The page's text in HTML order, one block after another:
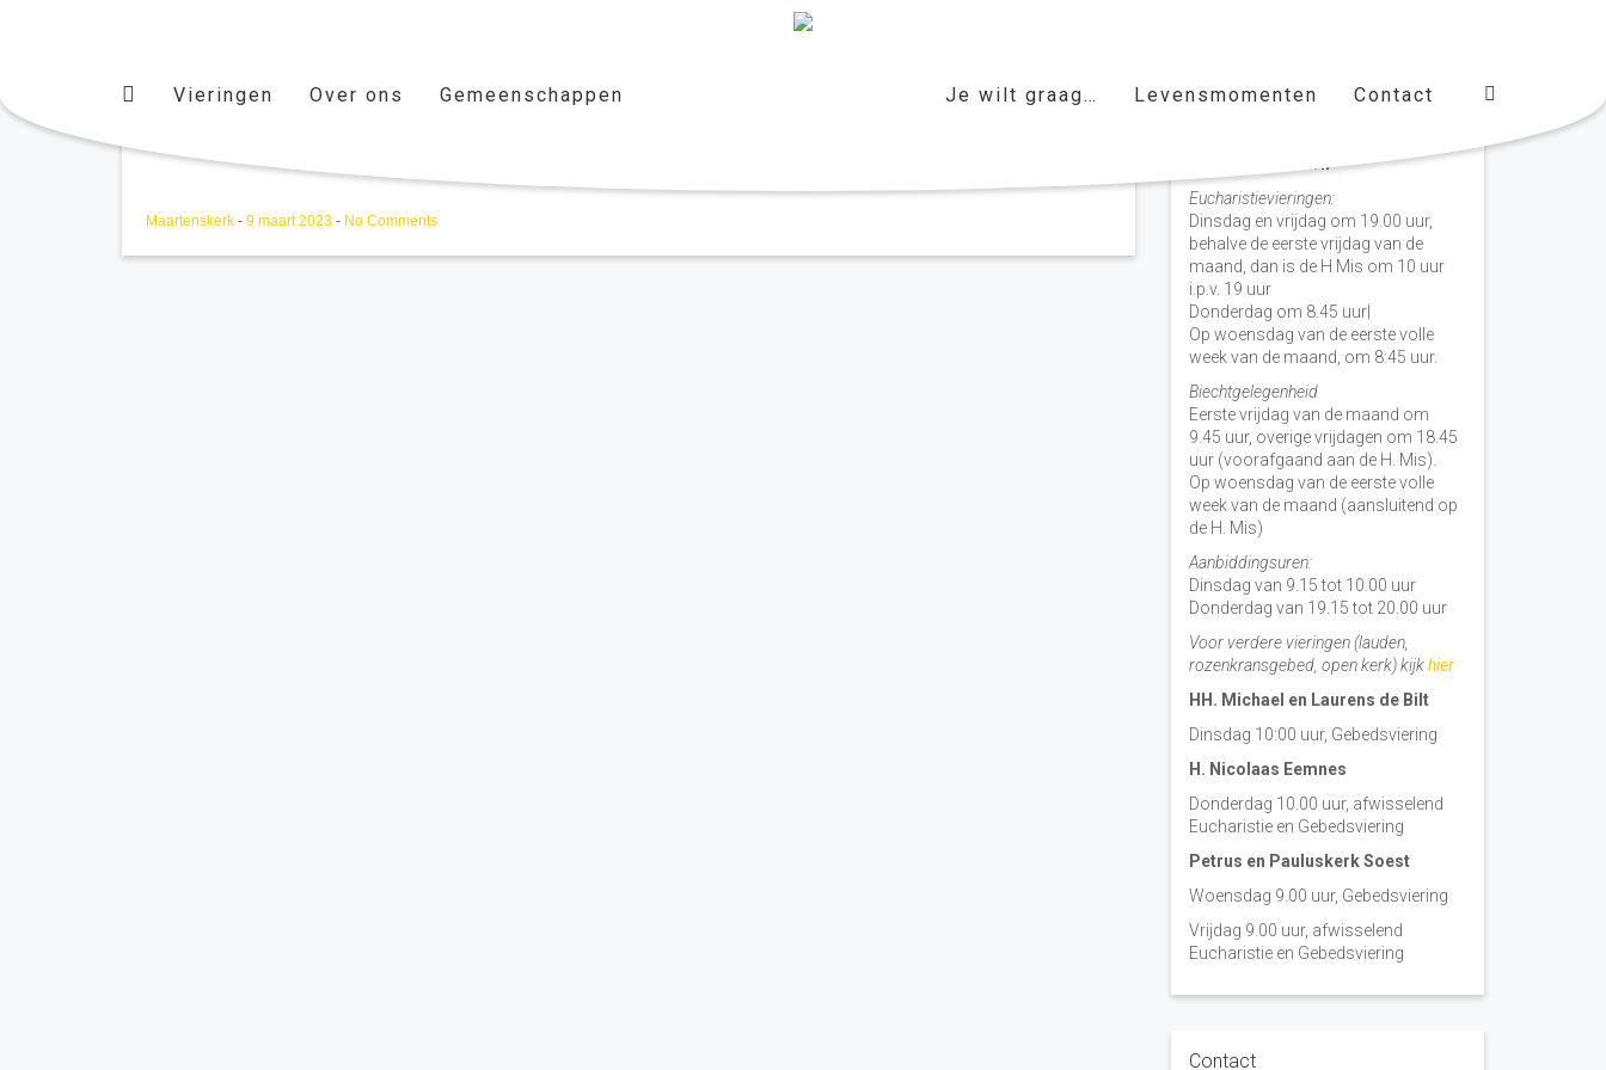
Vieringen Over ons Gemeenschappen Je wilt graag… Levensmomenten Contact
Maartenskerk - 9 maart 2023 - No Comments
Vieringen door de week
H. Nicolaas Baarn
Eucharistievieringen:
Dinsdag en vrijdag om 19.00 uur,
behalve de eerste vrijdag van de
maand, dan is de H Mis om 10 uur
i.p.v. 19 uur
Donderdag om 8.45 uur|
Op woensdag van de eerste volle
week van de maand, om 8:45 uur.
Biechtgelegenheid
Eerste vrijdag van de maand om
9.45 uur, overige vrijdagen om 18.45
uur (voorafgaand aan de H. Mis).
Op woensdag van de eerste volle
week van de maand (aansluitend op
de H. Mis)
Aanbiddingsuren:
Dinsdag van 9.15 tot 10.00 uur
Donderdag van 19.15 tot 20.00 uur
Voor verdere vieringen (lauden,
rozenkransgebed, open kerk) kijkhier
HH. Michael en Laurens de Bilt
Dinsdag 10:00 uur, Gebedsviering
H. Nicolaas Eemnes
Donderdag 10.00 uur, afwisselend
Eucharistie en Gebedsviering
Petrus en Pauluskerk Soest
Woensdag 9.00 uur, Gebedsviering
Vrijdag 9.00 uur, afwisselend
Eucharistie en Gebedsviering
Contact